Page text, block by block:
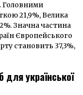
Головними
21,9%, Велика
Значна частина
Європейського
становить 37,3%,
для української